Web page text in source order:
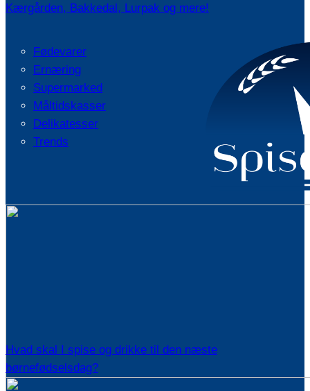
Kærgården, Bakkedal, Lurpak og mere!
Fødevarer
Ernæring
Supermarked
Måltidskasser
Delikatesser
Trends
Hvad skal I spise og drikke til den næste
børnefødselsdag?